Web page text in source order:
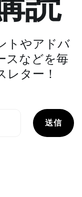
トやアドバ
スなどを毎
ター！
送信